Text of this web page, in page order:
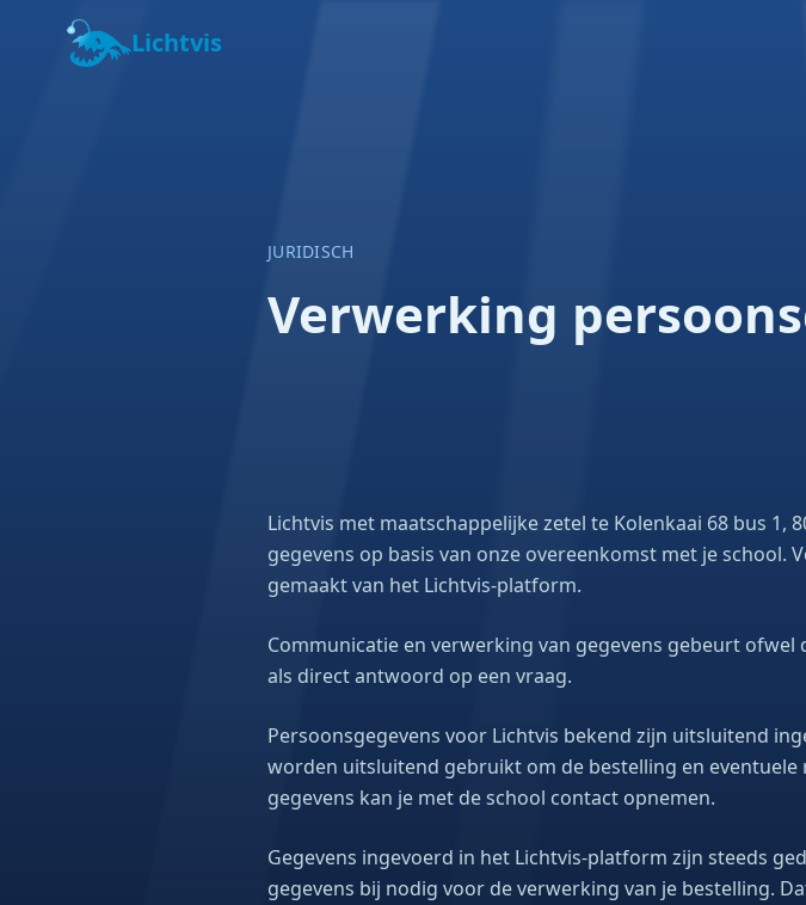
Lichtvis
JURIDISCH
Verwerking
Lichtvis met maatschappelijke zetel te Kolenkaai 68 bus 1,
gegevens op basis van onze overeenkomst met je
gemaakt van het Lichtvis-platform.
Communicatie en verwerking van gegevens gebeurt
als direct antwoord op een vraag.
Persoonsgegevens voor Lichtvis bekend zijn uitsluitend
worden uitsluitend gebruikt om de bestelling en
gegevens kan je met de school contact opnemen.
Gegevens ingevoerd in het Lichtvis-platform zijn steeds
gegevens bij nodig voor de verwerking van je bestelling.